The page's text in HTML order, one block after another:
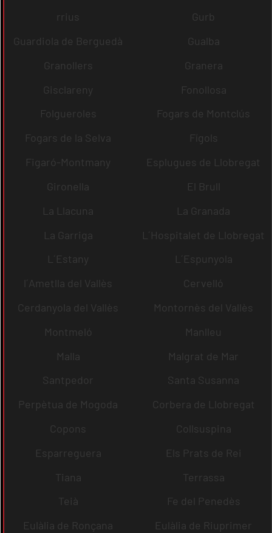
rrius
Gurb
Guardiola de Berguedà
Gualba
Granollers
Granera
Gisclareny
Fonollosa
Folgueroles
Fogars de Montclús
Fogars de la Selva
Fígols
Figaró-Montmany
Esplugues de Llobregat
Gironella
El Brull
La Llacuna
La Granada
La Garriga
L´Hospitalet de Llobregat
L´Estany
L´Espunyola
l´Ametlla del Vallès
Cervelló
Cerdanyola del Vallès
Montornès del Vallès
Montmeló
Manlleu
Malla
Malgrat de Mar
Santpedor
Santa Susanna
Perpètua de Mogoda
Corbera de Llobregat
Copons
Collsuspina
Esparreguera
Els Prats de Rei
Tiana
Terrassa
Teià
Fe del Penedès
Eulàlia de Ronçana
Eulàlia de Riuprimer